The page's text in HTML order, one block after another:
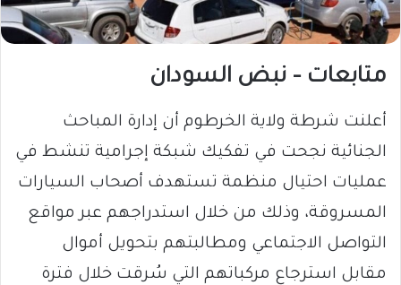
متابعات – نبض السودان
أعلنت شرطة ولاية الخرطوم أن إدارة المباحث
الجنائية نجحت في تفكيك شبكة إجرامية تنشط في
عمليات احتيال منظمة تستهدف أصحاب السيارات
المسروقة، وذلك من خلال استدراجهم عبر مواقع
التواصل الاجتماعي ومطالبتهم بتحويل أموال
مقابل استرجاع مركباتهم التي سُرقت خلال فترة